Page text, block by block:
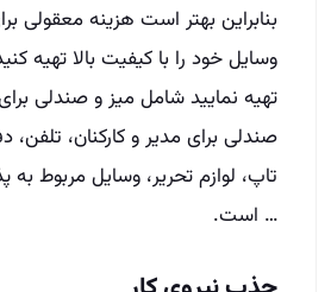
بنابراین بهتر است هزینه معقولی
وسایل خود را با کیفیت بالا تهیه
تهیه نمایید شامل میز و صندلی
صندلی برای مدیر و کارکنان، تلفن،
تاپ، لوازم تحریر، وسایل مربوط به
… است.